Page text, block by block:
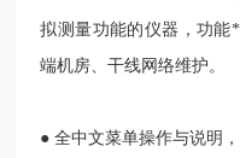
拟测量功能的仪器，功能
端机房、干线网络维护。
● 全中文菜单操作与说明